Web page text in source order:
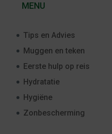
MENU
Tips en Advies
Muggen en teken
Eerste hulp op reis
Hydratatie
Hygiëne
Zonbescherming